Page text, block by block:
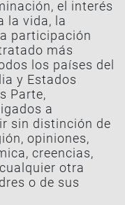
el interés
la vida, la
participación
más
los países del
y Estados
Parte,
a
sin distinción de
opiniones,
creencias,
otra
o de sus